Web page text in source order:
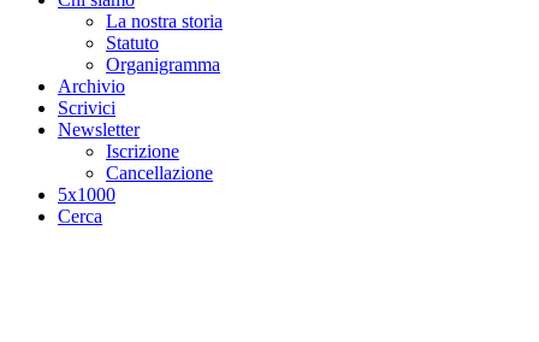
La nostra storia
Statuto
Organigramma
Archivio
Scrivici
Newsletter
Iscrizione
Cancellazione
5x1000
Cerca